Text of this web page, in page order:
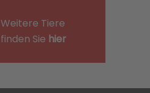
Weitere Tiere
finden Sie hier